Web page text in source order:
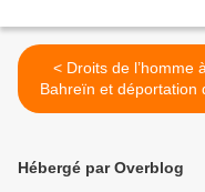
< Droits de l’homme à
Bahreïn et déportation
Cheikh Isa Qassim
Hébergé par Overblog